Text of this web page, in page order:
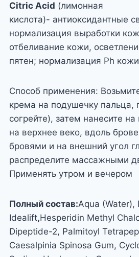
Citric Acid (лимонная
кислота)- антиоксидантные
нормализация выработки
отбеливание кожи,
пятен; нормализация Ph
Способ применения:
крема на подушечку пальца,
согрейте), затем нанесите
на верхнее веко, вдоль
бровями и на внешний угол
распределите массажными
Применять утром и вечером
Полный состав:Aqua (Water),
Idealift,Hesperidin Methyl
Dipeptide-2, Palmitoyl
Caesalpinia Spinosa Gum,